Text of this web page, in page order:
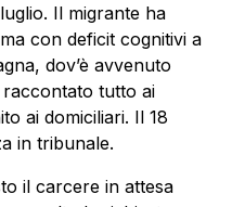
Il migrante ha
con deficit cognitivi a
dov’è avvenuto
raccontato tutto ai
ai domiciliari. Il 18
in tribunale.
il carcere in attesa